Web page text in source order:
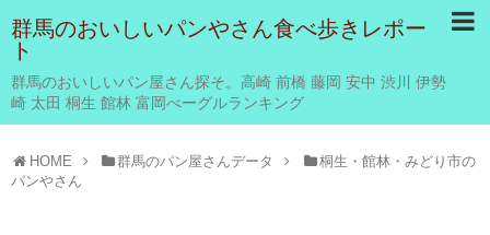
群馬のおいしいパンやさん食べ歩きレポー
ト
群馬のおいしいパン屋さん探そ。高崎 前橋 藤岡 安中 渋川 伊勢
崎 太田 桐生 館林 富岡べーグルランキング
HOME 群馬のパン屋さんデータ
桐生・館林・みどり市の
パンやさん